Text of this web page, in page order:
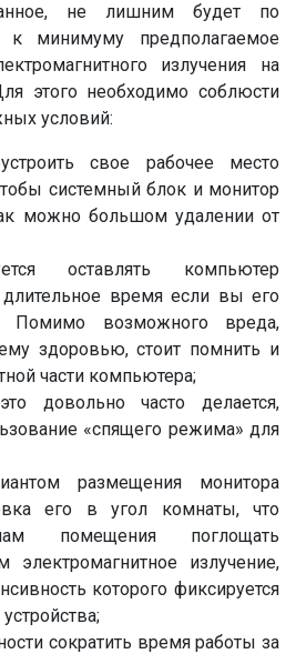
не лишним будет по
к минимуму предполагаемое
излучения на
этого необходимо соблюсти
условий:
свое рабочее место
системный блок и монитор
можно большом удалении от
оставлять компьютер
время если вы его
Помимо возможного вреда,
здоровью, стоит помнить и
части компьютера;
довольно часто делается,
«спящего режима» для
размещения монитора
его в угол комнаты, что
помещения поглощать
электромагнитное излучение,
которого фиксируется
сократить время работы за